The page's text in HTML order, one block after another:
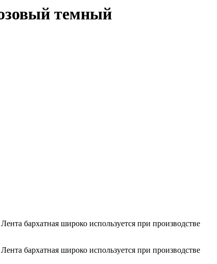
темный
бархатная широко используется при производстве
бархатная широко используется при производстве